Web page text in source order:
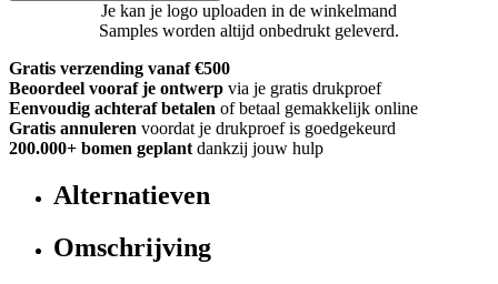
Je kan je logo uploaden in de winkelmand
Samples worden altijd onbedrukt geleverd.
Gratis verzending vanaf €500
Beoordeel vooraf je ontwerp via je gratis drukproef
Eenvoudig achteraf betalen of betaal gemakkelijk online
Gratis annuleren voordat je drukproef is goedgekeurd
200.000+ bomen geplant dankzij jouw hulp
Alternatieven
Omschrijving